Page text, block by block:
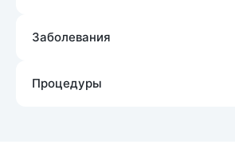
Заболевания
Процедуры